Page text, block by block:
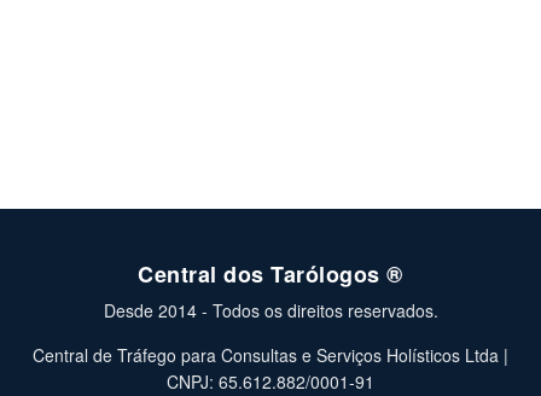
Central dos Tarólogos ®
Desde 2014 - Todos os direitos reservados.
Central de Tráfego para Consultas e Serviços Holísticos Ltda |
CNPJ: 65.612.882/0001-91